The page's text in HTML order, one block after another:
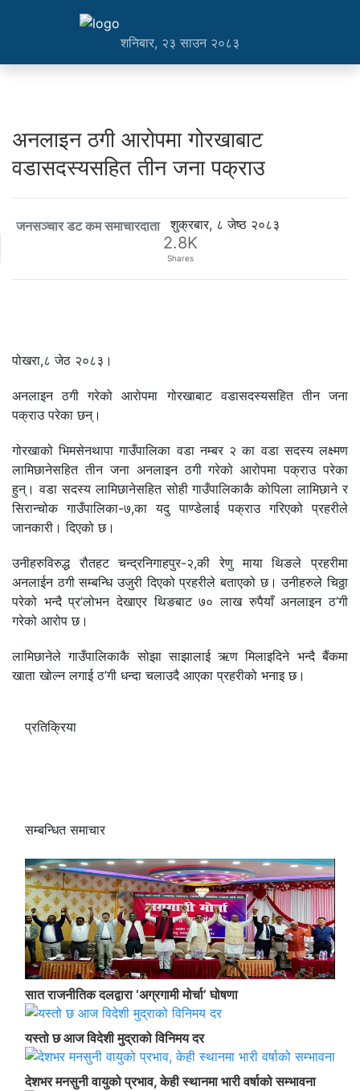
शनिबार, २३ साउन २०८३
अनलाइन ठगी आरोपमा गोरखाबाट
वडासदस्यसहित तीन जना पक्राउ
जनसञ्चार डट कम समाचारदाता शुक्रबार, ८ जेष्ठ २०८३
2.8K
Shares
पोखरा,८ जेठ २०८३।
अनलाइन ठगी गरेको आरोपमा गोरखाबाट वडासदस्यसहित तीन जना
पक्राउ परेका छन्।
गोरखाको भिमसेनथापा गाउँपालिका वडा नम्बर २ का वडा सदस्य लक्ष्मण
लामिछानेसहित तीन जना अनलाइन ठगी गरेको आरोपमा पक्राउ परेका
हुन्। वडा सदस्य लामिछानेसहित सोही गाउँपालिकाकै कोपिला लामिछाने र
सिरान्चोक गाउँपालिका-७,का यदु पाण्डेलाई पक्राउ गरिएको प्रहरीले
जानकारी। दिएको छ।
उनीहरुविरुद्ध रौतहट चन्द्रनिगाहपुर-२,की रेणु माया थिङले प्रहरीमा
अनलाईन ठगी सम्बन्धि उजुरी दिएको प्रहरीले बताएको छ। उनीहरुले चिठ्ठा
परेको भन्दै प्र’लोभन देखाएर थिङबाट ७० लाख रुपैयाँ अनलाइन ठ’गी
गरेको आरोप छ।
लामिछानेले गाउँपालिकाकै सोझा साझालाई ऋण मिलाइदिने भन्दै बैंकमा
खाता खोल्न लगाई ठ’गी धन्दा चलाउदै आएका प्रहरीको भनाइ छ।
प्रतिक्रिया
सम्बन्धित समाचार
सात राजनीतिक दलद्वारा ‘अग्रगामी मोर्चा’ घोषणा
यस्तो छ आज विदेशी मुद्राको विनिमय दर
देशभर मनसुनी वायुको प्रभाव, केही स्थानमा भारी वर्षाको सम्भावना